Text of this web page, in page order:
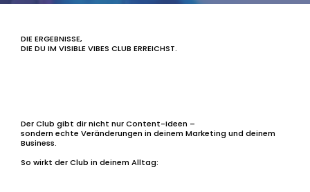
DIE ERGEBNISSE,
DIE DU IM VISIBLE VIBES CLUB ERREICHST.
Der Club gibt dir nicht nur Content-Ideen –
sondern echte Veränderungen in deinem Marketing und deinem
Business.
So wirkt der Club in deinem Alltag: